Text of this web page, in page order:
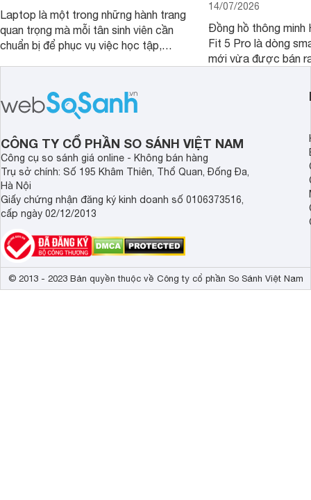
Laptop là một trong những hành trang
quan trọng mà mỗi tân sinh viên cần
chuẩn bị để phục vụ việc học tập,
năng ổn định, bền bỉ cùng mức giá dễ
tiếp cận, dưới đây là những mẫu
MacBook đáng cân nhắc dành cho
tân sinh viên.
14/07/2026
Đồng hồ thông minh
Fit 5 Pro là dòng
mới vừa được bán
huy thế mạnh từ
thiết kế thời thượng
CÔNG TY CỔ PHẦN SO SÁNH VIỆT NAM
Công cụ so sánh giá online - Không bán hàng
Trụ sở chính: Số 195 Khâm Thiên, Thổ Quan, Đống Đa,
Hà Nội
Giấy chứng nhận đăng ký kinh doanh số 0106373516,
cấp ngày 02/12/2013
© 2013 - 2023 Bản quyền thuộc về Công ty cổ phần So Sánh Việt Nam